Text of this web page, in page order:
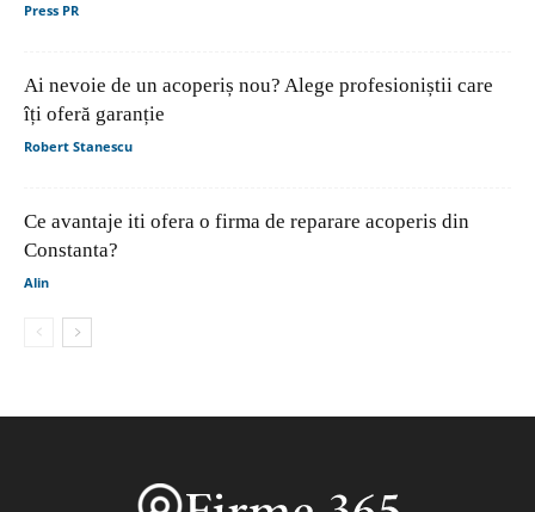
Press PR
Ai nevoie de un acoperiș nou? Alege profesioniștii care
îți oferă garanție
Robert Stanescu
Ce avantaje iti ofera o firma de reparare acoperis din
Constanta?
Alin